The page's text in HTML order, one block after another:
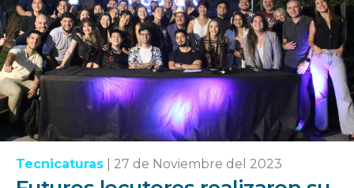
Tecnicaturas 27 de Noviembre del 2023